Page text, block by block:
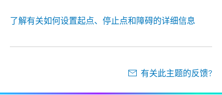
了解有关如何设置起点、停止点和障碍的详细信息
有关此主题的反馈?